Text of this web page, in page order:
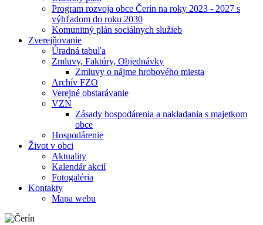
Program rozvoja obce Čerín na roky 2023 - 2027 s
výhľadom do roku 2030
Komunitný plán sociálnych služieb
Zverejňovanie
Úradná tabuľa
Zmluvy, Faktúry, Objednávky
Zmluvy o nájme hrobového miesta
Archív FZO
Verejné obstarávanie
VZN
Zásady hospodárenia a nakladania s majetkom
obce
Hospodárenie
Život v obci
Aktuality
Kalendár akcií
Fotogaléria
Kontakty
Mapa webu